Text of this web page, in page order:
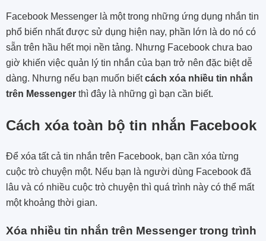
Facebook Messenger là một trong những ứng dụng nhắn tin
phổ biến nhất được sử dụng hiện nay, phần lớn là do nó có
sẵn trên hầu hết mọi nền tảng. Nhưng Facebook chưa bao
giờ khiến việc quản lý tin nhắn của bạn trở nên đặc biệt dễ
dàng. Nhưng nếu bạn muốn biếtcách xóa nhiều tin nhắn
trên Messenger thì đây là những gì bạn cần biết.
Cách xóa toàn bộ tin nhắn Facebook
Để xóa tất cả tin nhắn trên Facebook, bạn cần xóa từng
cuộc trò chuyện một. Nếu bạn là người dùng Facebook đã
lâu và có nhiều cuộc trò chuyện thì quá trình này có thể mất
một khoảng thời gian.
Xóa nhiều tin nhắn trên Messenger trong trình